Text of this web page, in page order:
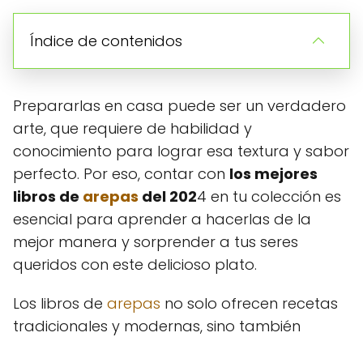
Índice de contenidos
Prepararlas en casa puede ser un verdadero
arte, que requiere de habilidad y
conocimiento para lograr esa textura y sabor
perfecto. Por eso, contar con los mejores
libros de arepas del 2024 en tu colección es
esencial para aprender a hacerlas de la
mejor manera y sorprender a tus seres
queridos con este delicioso plato.
Los libros de arepas no solo ofrecen recetas
tradicionales y modernas, sino también